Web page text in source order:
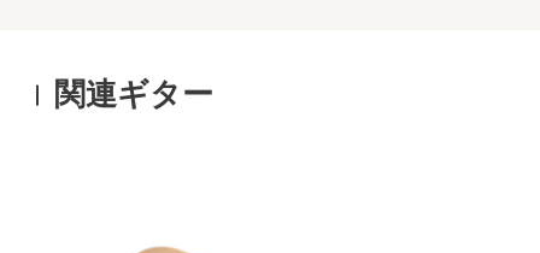
関連ギター